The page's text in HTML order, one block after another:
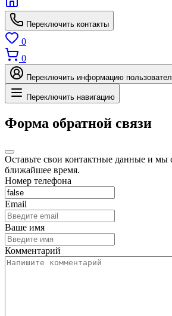
Переключить контакты
0
0
Переключить информацию
Переключить навигацию
Форма обратной связи
Оставьте свои контактные данные и мы
ближайшее время.
Номер телефона
Email
Ваше имя
Комментарий